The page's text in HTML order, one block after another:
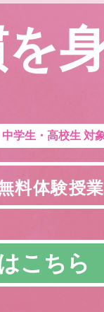
学生・高校生 対
料体験授
こちら